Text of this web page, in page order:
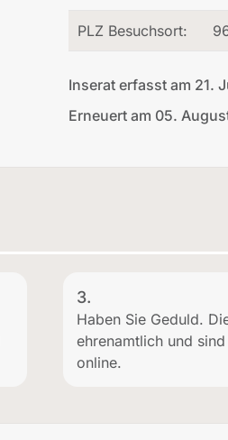
PLZ Besuchsort:
Inserat erfasst am 21.
Erneuert am 05.
3.
Haben Sie Geduld.
ehrenamtlich und
online.